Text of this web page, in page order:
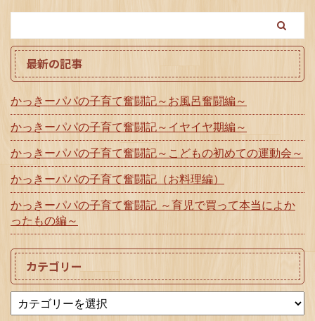
最新の記事
かっきーパパの子育て奮闘記～お風呂奮闘編～
かっきーパパの子育て奮闘記～イヤイヤ期編～
かっきーパパの子育て奮闘記～こどもの初めての運動会～
かっきーパパの子育て奮闘記（お料理編）
かっきーパパの子育て奮闘記 ～育児で買って本当によか
ったもの編～
カテゴリー